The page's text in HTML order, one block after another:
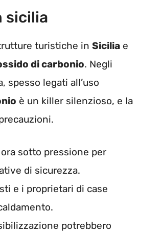
sicilia
turistiche in Sicilia e
di carbonio. Negli
legati all’uso
è un killer silenzioso, e la
sotto pressione per
di sicurezza.
e i proprietari di case
potrebbero